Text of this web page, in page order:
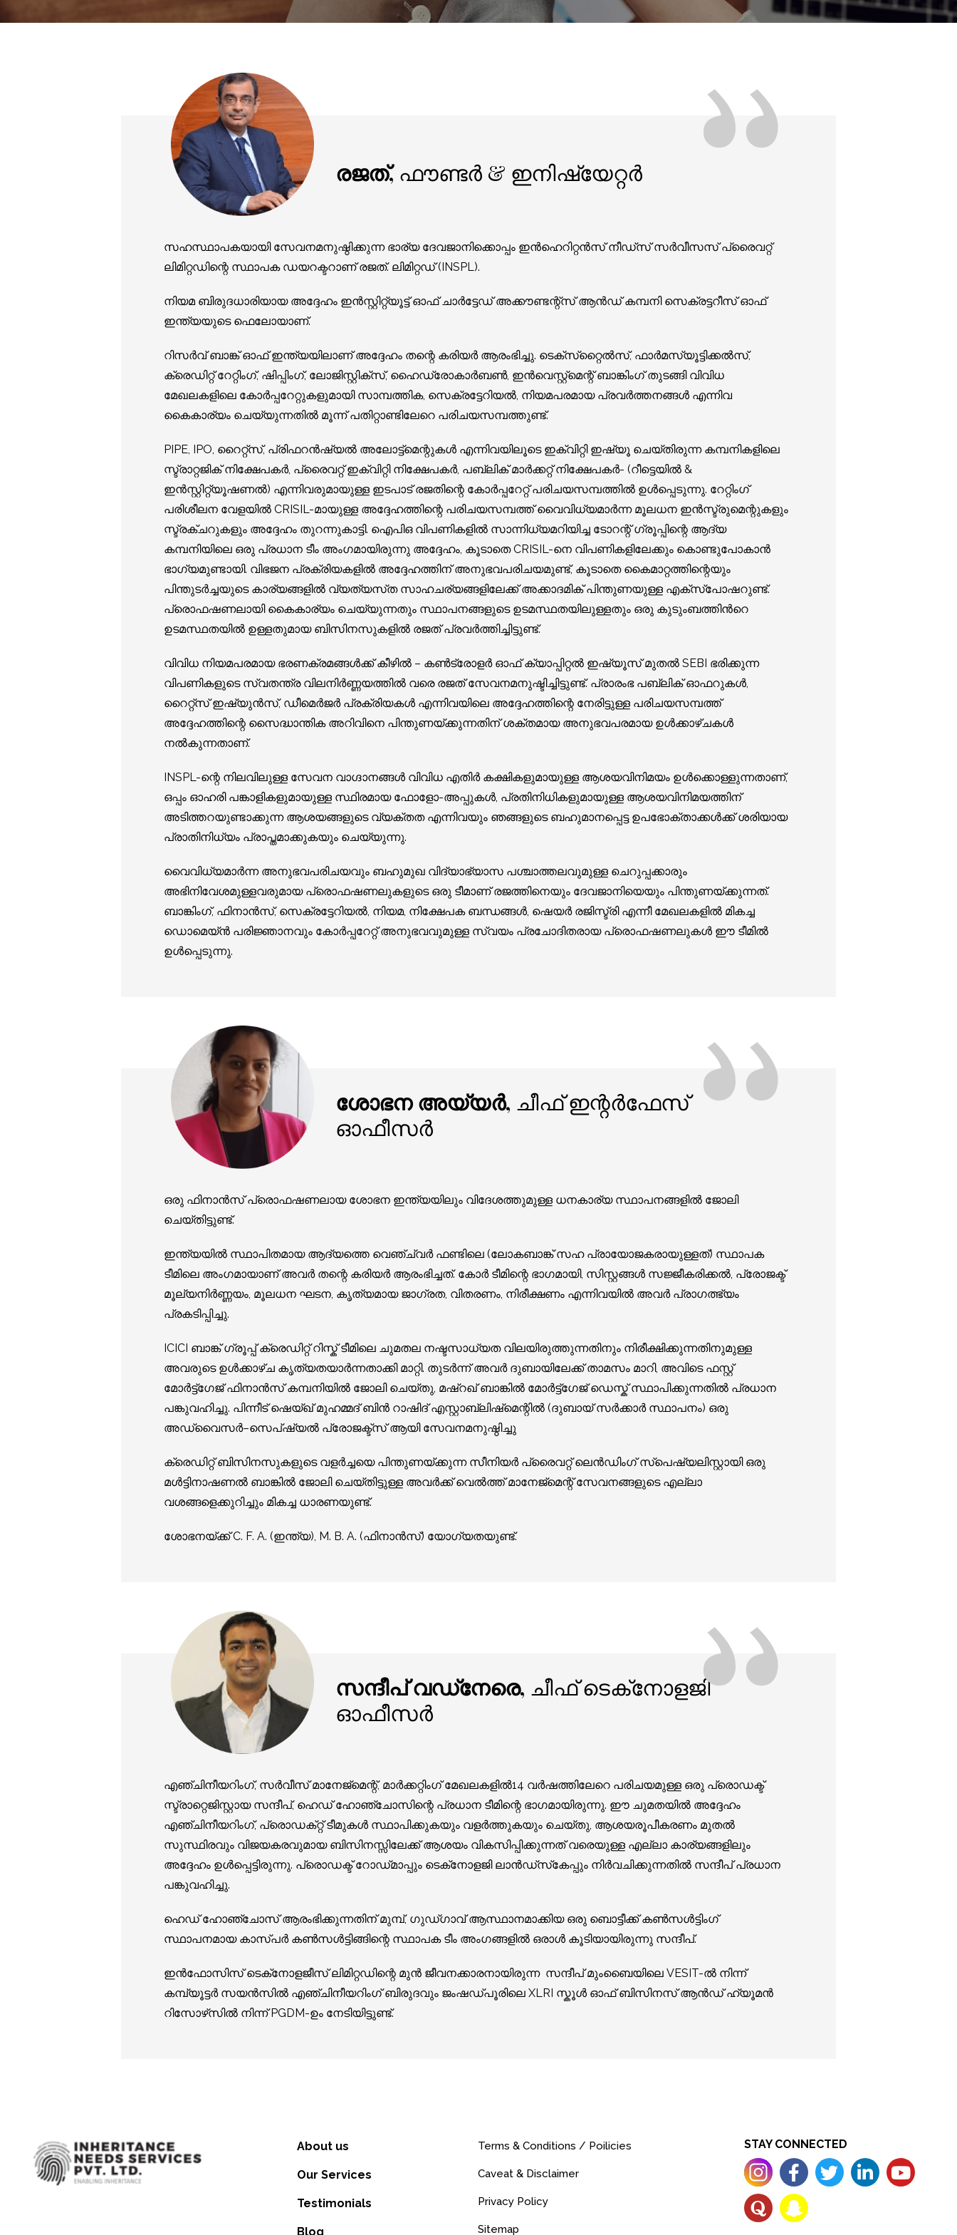
രജത്,ഫൗണ്ടർ & ഇനിഷ്യേറ്റർ ”
സഹസ്ഥാപകയായി സേവനമനുഷ്ഠിക്കുന്ന ഭാര്യ ദേവജാനിക്കൊപ്പം ഇൻഹെറിറ്റൻസ് നീഡ്‌സ് സർവീസസ് പ്രൈവറ്റ്
ലിമിറ്റഡിന്റെ സ്ഥാപക ഡയറക്ടറാണ് രജത്. ലിമിറ്റഡ് (INSPL).
നിയമ ബിരുദധാരിയായ അദ്ദേഹം ഇൻസ്റ്റിറ്റ്യൂട്ട് ഓഫ് ചാർട്ടേഡ് അക്കൗണ്ടന്റ്സ് ആൻഡ് കമ്പനി സെക്രട്ടറീസ് ഓഫ്
ഇന്ത്യയുടെ ഫെലോയാണ്.
റിസർവ് ബാങ്ക് ഓഫ് ഇന്ത്യയിലാണ് അദ്ദേഹം തന്റെ കരിയർ ആരംഭിച്ചു. ടെക്‌സ്‌റ്റൈൽസ്, ഫാർമസ്യൂട്ടിക്കൽസ്,
ക്രെഡിറ്റ് റേറ്റിംഗ്, ഷിപ്പിംഗ്, ലോജിസ്റ്റിക്‌സ്, ഹൈഡ്രോകാർബൺ, ഇൻവെസ്റ്റ്‌മെന്റ് ബാങ്കിംഗ് തുടങ്ങി വിവിധ
മേഖലകളിലെ കോർപ്പറേറ്റുകളുമായി സാമ്പത്തിക, സെക്രട്ടേറിയൽ, നിയമപരമായ പ്രവർത്തനങ്ങൾ എന്നിവ
കൈകാര്യം ചെയ്യുന്നതിൽ മൂന്ന് പതിറ്റാണ്ടിലേറെ പരിചയസമ്പത്തുണ്ട്.
PIPE, IPO, റൈറ്റ്സ്, പ്രിഫറൻഷ്യൽ അലോട്ട്‌മെന്റുകൾ എന്നിവയിലൂടെ ഇക്വിറ്റി ഇഷ്യൂ ചെയ്തിരുന്ന കമ്പനികളിലെ
സ്ട്രാറ്റജിക് നിക്ഷേപകർ, പ്രൈവറ്റ് ഇക്വിറ്റി നിക്ഷേപകർ, പബ്ലിക് മാർക്കറ്റ് നിക്ഷേപകർ- (റീട്ടെയിൽ &
ഇൻസ്റ്റിറ്റ്യൂഷണൽ) എന്നിവരുമായുള്ള ഇടപാട് രജതിന്റെ കോർപ്പറേറ്റ് പരിചയസമ്പത്തിൽ ഉൾപ്പെടുന്നു. റേറ്റിംഗ്
പരിശീലന വേളയിൽ CRISIL-മായുള്ള അദ്ദേഹത്തിന്റെ പരിചയസമ്പത്ത് വൈവിധ്യമാർന്ന മൂലധന ഇൻസ്ട്രുമെന്റുകളും
സ്ട്രക്ചറുകളും അദ്ദേഹം തുറന്നുകാട്ടി. ഐ‌പി‌ഒ വിപണികളിൽ സാന്നിധ്യമറിയിച്ച ടോറന്റ് ഗ്രൂപ്പിന്റെ ആദ്യ
കമ്പനിയിലെ ഒരു പ്രധാന ടീം അംഗമായിരുന്നു അദ്ദേഹം, കൂടാതെ CRISIL-നെ വിപണികളിലേക്കും കൊണ്ടുപോകാൻ
ഭാഗ്യമുണ്ടായി. വിഭജന പ്രക്രിയകളിൽ അദ്ദേഹത്തിന് അനുഭവപരിചയമുണ്ട്, കൂടാതെ കൈമാറ്റത്തിന്റെയും
പിന്തുടർച്ചയുടെ കാര്യങ്ങളില്‍ വ്യത്യസ്‌ത സാഹചര്യങ്ങളിലേക്ക് അക്കാദമിക് പിന്തുണയുള്ള എക്സ്പോഷറുണ്ട്.
പ്രൊഫഷണലായി കൈകാര്യം ചെയ്യുന്നതും സ്ഥാപനങ്ങളുടെ ഉടമസ്ഥതയിലുള്ളതും ഒരു കുടുംബത്തിന്‍റെ
ഉടമസ്ഥതയില്‍ ഉള്ളതുമായ ബിസിനസുകളിൽ രജത് പ്രവർത്തിച്ചിട്ടുണ്ട്.
വിവിധ നിയമപരമായ ഭരണക്രമങ്ങൾക്ക് കീഴിൽ – കൺട്രോളർ ഓഫ് ക്യാപ്പിറ്റൽ ഇഷ്യൂസ് മുതൽ SEBI ഭരിക്കുന്ന
വിപണികളുടെ സ്വതന്ത്ര വിലനിർണ്ണയത്തിൽ വരെ രജത് സേവനമനുഷ്ടിച്ചിട്ടുണ്ട്. പ്രാരംഭ പബ്ലിക് ഓഫറുകൾ,
റൈറ്റ്സ് ഇഷ്യുൻസ്, ഡീമെർജർ പ്രക്രിയകൾ എന്നിവയിലെ അദ്ദേഹത്തിന്റെ നേരിട്ടുള്ള പരിചയസമ്പത്ത്
അദ്ദേഹത്തിന്റെ സൈദ്ധാന്തിക അറിവിനെ പിന്തുണയ്ക്കുന്നതിന് ശക്തമായ അനുഭവപരമായ ഉൾക്കാഴ്ചകൾ
നൽകുന്നതാണ്.
INSPL-ന്റെ നിലവിലുള്ള സേവന വാഗ്ദാനങ്ങൾ വിവിധ എതിർ കക്ഷികളുമായുള്ള ആശയവിനിമയം ഉൾക്കൊള്ളുന്നതാണ്,
ഒപ്പം ഓഹരി പങ്കാളികളുമായുള്ള സ്ഥിരമായ ഫോളോ-അപ്പുകൾ, പ്രതിനിധികളുമായുള്ള ആശയവിനിമയത്തിന്
അടിത്തറയുണ്ടാക്കുന്ന ആശയങ്ങളുടെ വ്യക്തത എന്നിവയും ഞങ്ങളുടെ ബഹുമാനപ്പെട്ട ഉപഭോക്താക്കൾക്ക് ശരിയായ
പ്രാതിനിധ്യം പ്രാപ്തമാക്കുകയും ചെയ്യുന്നു.
വൈവിധ്യമാർന്ന അനുഭവപരിചയവും ബഹുമുഖ വിദ്യാഭ്യാസ പശ്ചാത്തലവുമുള്ള ചെറുപ്പക്കാരും
അഭിനിവേശമുള്ളവരുമായ പ്രൊഫഷണലുകളുടെ ഒരു ടീമാണ് രജത്തിനെയും ദേവജാനിയെയും പിന്തുണയ്ക്കുന്നത്.
ബാങ്കിംഗ്, ഫിനാൻസ്, സെക്രട്ടേറിയൽ, നിയമ, നിക്ഷേപക ബന്ധങ്ങൾ, ഷെയർ രജിസ്ട്രി എന്നീ മേഖലകളിൽ മികച്ച
ഡൊമെയ്ൻ പരിജ്ഞാനവും കോർപ്പറേറ്റ് അനുഭവവുമുള്ള സ്വയം പ്രചോദിതരായ പ്രൊഫഷണലുകൾ ഈ ടീമിൽ
ഉൾപ്പെടുന്നു.
ശോഭന അയ്യർ, ചീഫ് ഇന്റർഫേസ്
ഓഫീസർ
”
ഒരു ഫിനാൻസ് പ്രൊഫഷണലായ ശോഭന ഇന്ത്യയിലും വിദേശത്തുമുള്ള ധനകാര്യ സ്ഥാപനങ്ങളിൽ ജോലി
ചെയ്തിട്ടുണ്ട്.
ഇന്ത്യയിൽ സ്ഥാപിതമായ ആദ്യത്തെ വെഞ്ച്വർ ഫണ്ടിലെ (ലോകബാങ്ക് സഹ പ്രായോജകരായുള്ളത്) സ്ഥാപക
ടീമിലെ അംഗമായാണ് അവർ തന്റെ കരിയർ ആരംഭിച്ചത്. കോർ ടീമിന്റെ ഭാഗമായി, സിസ്റ്റങ്ങൾ സജ്ജീകരിക്കൽ, പ്രോജക്ട്
മൂല്യനിർണ്ണയം, മൂലധന ഘടന, കൃത്യമായ ജാഗ്രത, വിതരണം, നിരീക്ഷണം എന്നിവയിൽ അവർ പ്രാഗത്ഭ്യം
പ്രകടിപ്പിച്ചു.
ICICI ബാങ്ക് ഗ്രൂപ്പ് ക്രെഡിറ്റ് റിസ്ക് ടീമിലെ ചുമതല നഷ്ടസാധ്യത വിലയിരുത്തുന്നതിനും നിരീക്ഷിക്കുന്നതിനുമുള്ള
അവരുടെ ഉൾക്കാഴ്ച കൃത്യതയാര്‍ന്നതാക്കി മാറ്റി. തുടർന്ന് അവർ ദുബായിലേക്ക് താമസം മാറി, അവിടെ ഫസ്റ്റ്
മോർട്ട്ഗേജ് ഫിനാൻസ് കമ്പനിയിൽ ജോലി ചെയ്തു, മഷ്‌റഖ് ബാങ്കിൽ മോർട്ട്ഗേജ് ഡെസ്ക് സ്ഥാപിക്കുന്നതിൽ പ്രധാന
പങ്കുവഹിച്ചു. പിന്നീട് ഷെയ്ഖ് മുഹമ്മദ് ബിൻ റാഷിദ് എസ്റ്റാബ്ലിഷ്‌മെന്റിൽ (ദുബായ് സർക്കാർ സ്ഥാപനം) ഒരു
അഡ്വൈസർ–സെപ്ഷ്യൽ പ്രോജക്ട്സ് ആയി സേവനമനുഷ്ഠിച്ചു
ക്രെഡിറ്റ് ബിസിനസുകളുടെ വളർച്ചയെ പിന്തുണയ്ക്കുന്ന സീനിയർ പ്രൈവറ്റ് ലെൻഡിംഗ് സ്പെഷ്യലിസ്റ്റായി ഒരു
മൾട്ടിനാഷണൽ ബാങ്കിൽ ജോലി ചെയ്തിട്ടുള്ള അവർക്ക് വെൽത്ത് മാനേജ്മെന്റ് സേവനങ്ങളുടെ എല്ലാ
വശങ്ങളെക്കുറിച്ചും മികച്ച ധാരണയുണ്ട്.
ശോഭനയ്ക്ക് C. F. A. (ഇന്ത്യ), M. B. A. (ഫിനാൻസ്) യോഗ്യതയുണ്ട്.
സന്ദീപ് വഡ്‌നേരെ, ചീഫ് ടെക്‌നോളജി
ഓഫീസർ
”
എഞ്ചിനീയറിംഗ്, സർവീസ് മാനേജ്‌മെന്റ്, മാർക്കറ്റിംഗ് മേഖലകളിൽ14 വർഷത്തിലേറെ പരിചയമുള്ള ഒരു പ്രൊഡക്ട്
സ്ട്രാറ്റെജിസ്റ്റായ സന്ദീപ്, ഹെഡ് ഹോഞ്ചോസിന്റെ പ്രധാന ടീമിന്റെ ഭാഗമായിരുന്നു. ഈ ചുമതയിൽ അദ്ദേഹം
എഞ്ചിനീയറിംഗ്, പ്രൊഡക്‌റ്റ് ടീമുകൾ സ്ഥാപിക്കുകയും വളർത്തുകയും ചെയ്‌തു, ആശയരൂപീകരണം മുതൽ
സുസ്ഥിരവും വിജയകരവുമായ ബിസിനസ്സിലേക്ക് ആശയം വികസിപ്പിക്കുന്നത് വരെയുള്ള എല്ലാ കാര്യങ്ങളിലും
അദ്ദേഹം ഉൾപ്പെട്ടിരുന്നു. പ്രൊഡക്ട് റോഡ്‌മാപ്പും ടെക്‌നോളജി ലാൻഡ്‌സ്‌കേപ്പും നിർവചിക്കുന്നതിൽ സന്ദീപ് പ്രധാന
പങ്കുവഹിച്ചു.
ഹെഡ് ഹോഞ്ചോസ് ആരംഭിക്കുന്നതിന് മുമ്പ്, ഗുഡ്ഗാവ് ആസ്ഥാനമാക്കിയ ഒരു ബൊട്ടീക്ക് കൺസൾട്ടിംഗ്
സ്ഥാപനമായ കാസ്‌പർ കൺസൾട്ടിങ്ങിന്റെ സ്ഥാപക ടീം അംഗങ്ങളിൽ ഒരാൾ കൂടിയായിരുന്നു സന്ദീപ്.
ഇൻഫോസിസ് ടെക്‌നോളജീസ് ലിമിറ്റഡിന്റെ മുന്‍ ജീവനക്കാരനായിരുന്ന സന്ദീപ് മുംബൈയിലെ VESIT-ൽ നിന്ന്
കമ്പ്യൂട്ടർ സയൻസിൽ എഞ്ചിനീയറിംഗ് ബിരുദവും ജംഷഡ്പൂരിലെ XLRI സ്കൂൾ ഓഫ് ബിസിനസ് ആൻഡ് ഹ്യൂമൻ
റിസോഴ്‌സിൽ നിന്ന് PGDM-ഉം നേടിയിട്ടുണ്ട്.
About us
Our Services
Testimonials
Blog
Terms & Conditions / Poilicies
Caveat & Disclaimer
Privacy Policy
Sitemap
STAY CONNECTED